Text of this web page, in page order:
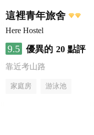
這裡青年旅舍
Here Hostel
9.5 優異的 20 點評
靠近考山路
家庭房 游泳池